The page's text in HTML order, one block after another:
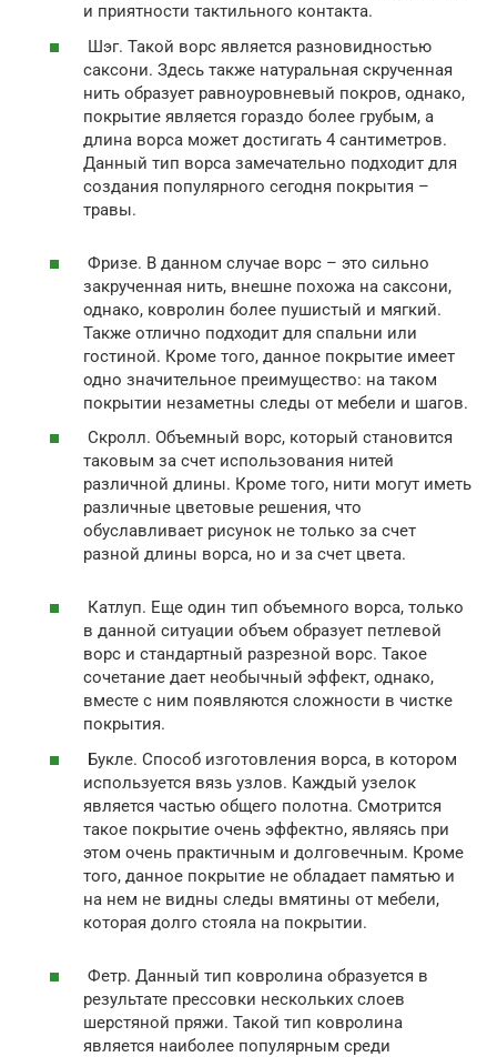
и приятности тактильного контакта.
Шэг. Такой ворс является разновидностью
саксони. Здесь также натуральная скрученная
нить образует равноуровневый покров, однако,
покрытие является гораздо более грубым, а
длина ворса может достигать 4 сантиметров.
Данный тип ворса замечательно подходит для
создания популярного сегодня покрытия –
травы.
Фризе. В данном случае ворс – это сильно
закрученная нить, внешне похожа на саксони,
однако, ковролин более пушистый и мягкий.
Также отлично подходит для спальни или
гостиной. Кроме того, данное покрытие имеет
одно значительное преимущество: на таком
покрытии незаметны следы от мебели и шагов.
Скролл. Объемный ворс, который становится
таковым за счет использования нитей
различной длины. Кроме того, нити могут иметь
различные цветовые решения, что
обуславливает рисунок не только за счет
разной длины ворса, но и за счет цвета.
Катлуп. Еще один тип объемного ворса, только
в данной ситуации объем образует петлевой
ворс и стандартный разрезной ворс. Такое
сочетание дает необычный эффект, однако,
вместе с ним появляются сложности в чистке
покрытия.
Букле. Способ изготовления ворса, в котором
используется вязь узлов. Каждый узелок
является частью общего полотна. Смотрится
такое покрытие очень эффектно, являясь при
этом очень практичным и долговечным. Кроме
того, данное покрытие не обладает памятью и
на нем не видны следы вмятины от мебели,
которая долго стояла на покрытии.
Фетр. Данный тип ковролина образуется в
результате прессовки нескольких слоев
шерстяной пряжи. Такой тип ковролина
является наиболее популярным среди